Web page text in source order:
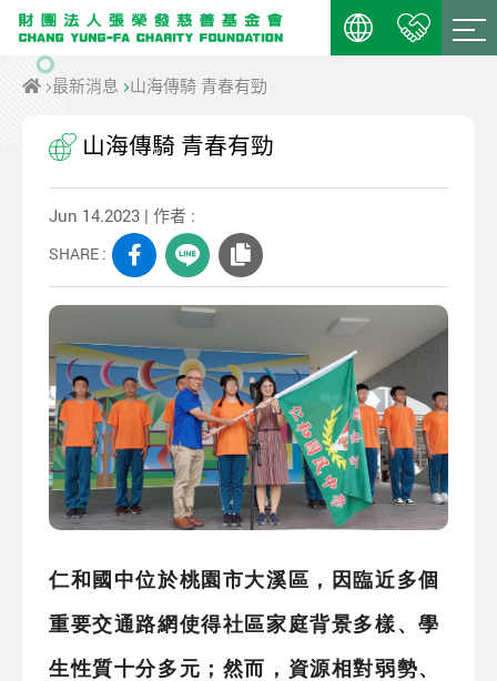
最新消息 山海傳騎 青春有勁
山海傳騎 青春有勁
Jun 14.2023 | 作者 :
SHARE :
仁和國中位於桃園市大溪區，因臨近多個
重要交通路網使得社區家庭背景多樣、學
生性質十分多元；然而，資源相對弱勢、